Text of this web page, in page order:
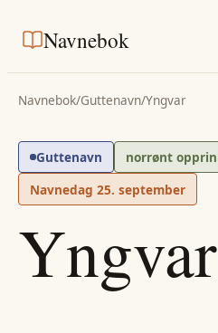
Navnebok
Navnebok/Guttenavn/Yngvar
Guttenavn
norrønt
Navnedag 25. september
Yngvar